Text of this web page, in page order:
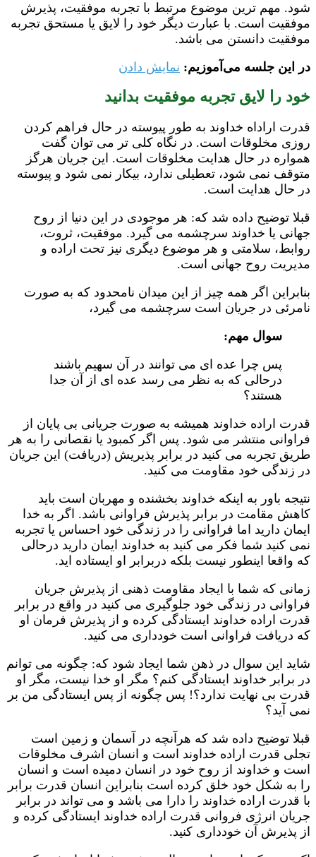
شود. مهم ترین موضوع مرتبط با تجربه موفقیت، پذیرش
موفقیت است. با عبارت دیگر خود را لایق یا مستحق تجربه
موفقیت دانستن می باشد.
در این جلسه می‌آموزیم: نمایش دادن
خود را لایق تجربه موفقیت بدانید
قدرت اراداه خداوند به طور پیوسته در حال فراهم کردن
روزی مخلوقات است. در نگاه کلی تر می توان گفت
همواره در حال هدایت مخلوقات است. این جریان هرگز
متوقف نمی شود، تعطیلی ندارد، بیکار نمی شود و پیوسته
در حال هدایت است.
قبلا توضیح داده شد که: هر موجودی در این دنیا از روح
جهانی یا خداوند سرچشمه می گیرد. موفقیت، ثروت،
روابط، سلامتی و هر موضوع دیگری نیز تحت اراده و
مدیریت روح جهانی است.
بنابراین اگر همه چیز از این میدان نامحدود که به صورت
نامرئی در جریان است سرچشمه می گیرد،
سوال مهم:
پس چرا عده ای می توانند در آن سهیم باشند
درحالی که به نظر می رسد عده ای از آن جدا
هستند؟
قدرت اراده خداوند همیشه به صورت جریانی بی پایان از
فراوانی منتشر می شود. پس اگر کمبود یا نقصانی را به هر
طریق تجربه می کنید در برابر پذیریش (دریافت) این جریان
در زندگی خود مقاومت می کنید.
نتیجه باور به اینکه خداوند بخشنده و مهربان است باید
کاهش مقامت در برابر پذیرش فراوانی باشد. اگر به خدا
ایمان دارید اما فراوانی را در زندگی خود احساس یا تجربه
نمی کنید شما فکر می کنید به خداوند ایمان دارید درحالی
که واقعا اینطور نیست بلکه دربرابر او ایستاده اید.
زمانی که شما با ایجاد مقاومت ذهنی از پذیرش جریان
فراوانی در زندگی خود جلوگیری می کنید در واقع در برابر
قدرت اراده خداوند ایستادگی کرده و از پذیرش فرمان او
که دریافت فراوانی است خودداری می کنید.
شاید این سوال در ذهن شما ایجاد شود که: چگونه می توانم
در برابر خداوند ایستادگی کنم؟ مگر او خدا نیست، مگر او
قدرت بی نهایت ندارد؟! پس چگونه از پس ایستادگی من بر
نمی آید؟
قبلا توضیح داده شد که هرآنچه در آسمان و زمین است
تجلی قدرت اراده خداوند است و انسان اشرف مخلوقات
است و خداوند از روح خود در انسان دمیده است و انسان
را به شکل خود خلق کرده است بنابراین انسان قدرت برابر
با قدرت اراده خداوند را دارا می باشد و می تواند در برابر
جریان انرژی فروانی قدرت اراده خداوند ایستادگی کرده و
از پذیرش آن خودداری کنید.